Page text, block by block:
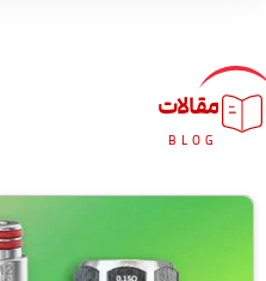
مقالات
BLOG